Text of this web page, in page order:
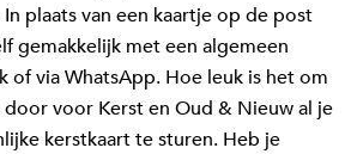
plaats van een kaartje op de post
gemakkelijk met een algemeen
of via WhatsApp. Hoe leuk is het om
voor Kerst en Oud & Nieuw al je
kerstkaart te sturen. Heb je